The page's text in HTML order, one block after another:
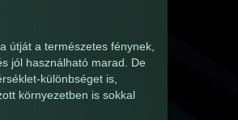
útját a természetes fénynek,
jól használható marad. De
különbséget is,
környezetben is sokkal